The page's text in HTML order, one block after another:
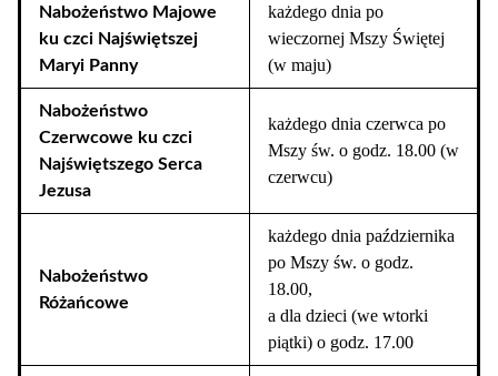
Nabożeństwo Majowe
ku czci Najświętszej
Maryi Panny
każdego dnia po
wieczornej Mszy Świętej
(w maju)
Nabożeństwo
Czerwcowe ku czci
Najświętszego Serca
Jezusa
każdego dnia czerwca po
Mszy św. o godz. 18.00 (w
czerwcu)
Nabożeństwo
Różańcowe
każdego dnia października
po Mszy św. o godz.
18.00,
a dla dzieci (we wtorki
piątki) o godz. 17.00